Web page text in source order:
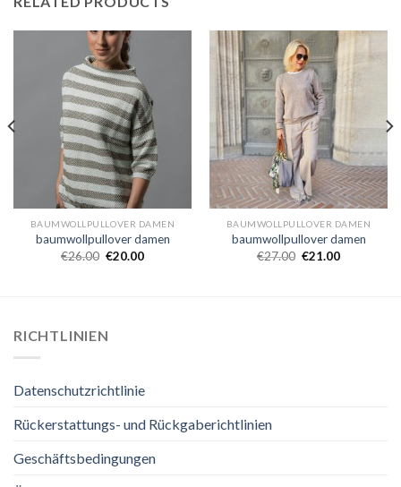
BAUMWOLLPULLOVER DAMEN
baumwollpullover damen
€26.00 €20.00
BAUMWOLLPULLOVER DAMEN
baumwollpullover damen
€27.00 €21.00
RICHTLINIEN
Datenschutzrichtlinie
Rückerstattungs- und Rückgaberichtlinien
Geschäftsbedingungen